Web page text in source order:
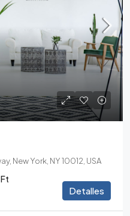
New York, NY 10012, USA
Detalles